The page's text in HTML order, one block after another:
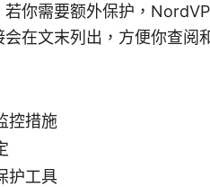
你需要额外保护，
在文末列出，方便你查阅
控措施
护工具